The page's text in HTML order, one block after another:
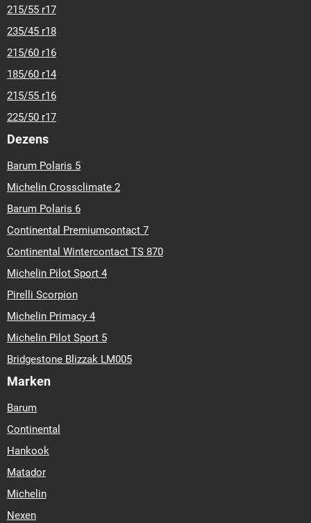
215/55 r17
235/45 r18
215/60 r16
185/60 r14
215/55 r16
225/50 r17
Dezens
Barum Polaris 5
Michelin Crossclimate 2
Barum Polaris 6
Continental Premiumcontact 7
Continental Wintercontact TS 870
Michelin Pilot Sport 4
Pirelli Scorpion
Michelin Primacy 4
Michelin Pilot Sport 5
Bridgestone Blizzak LM005
Marken
Barum
Continental
Hankook
Matador
Michelin
Nexen